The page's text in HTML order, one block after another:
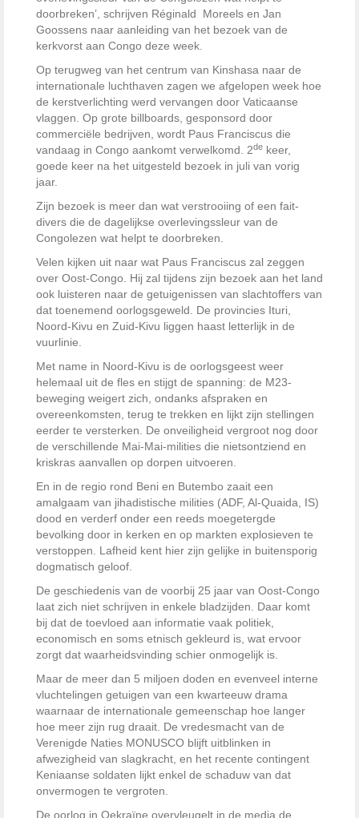
doorbreken’, schrijven Réginald Moreels en Jan
Goossens naar aanleiding van het bezoek van de
kerkvorst aan Congo deze week.
Op terugweg van het centrum van Kinshasa naar de
internationale luchthaven zagen we afgelopen week hoe
de kerstverlichting werd vervangen door Vaticaanse
vlaggen. Op grote billboards, gesponsord door
commerciële bedrijven, wordt Paus Franciscus die
vandaag in Congo aankomt verwelkomd. 2de keer,
goede keer na het uitgesteld bezoek in juli van vorig
jaar.
Zijn bezoek is meer dan wat verstrooiing of een fait-
divers die de dagelijkse overlevingssleur van de
Congolezen wat helpt te doorbreken.
Velen kijken uit naar wat Paus Franciscus zal zeggen
over Oost-Congo. Hij zal tijdens zijn bezoek aan het land
ook luisteren naar de getuigenissen van slachtoffers van
dat toenemend oorlogsgeweld. De provincies Ituri,
Noord-Kivu en Zuid-Kivu liggen haast letterlijk in de
vuurlinie.
Met name in Noord-Kivu is de oorlogsgeest weer
helemaal uit de fles en stijgt de spanning: de M23-
beweging weigert zich, ondanks afspraken en
overeenkomsten, terug te trekken en lijkt zijn stellingen
eerder te versterken. De onveiligheid vergroot nog door
de verschillende Mai-Mai-milities die nietsontziend en
kriskras aanvallen op dorpen uitvoeren.
En in de regio rond Beni en Butembo zaait een
amalgaam van jihadistische milities (ADF, Al-Quaida, IS)
dood en verderf onder een reeds moegetergde
bevolking door in kerken en op markten explosieven te
verstoppen. Lafheid kent hier zijn gelijke in buitensporig
dogmatisch geloof.
De geschiedenis van de voorbij 25 jaar van Oost-Congo
laat zich niet schrijven in enkele bladzijden. Daar komt
bij dat de toevloed aan informatie vaak politiek,
economisch en soms etnisch gekleurd is, wat ervoor
zorgt dat waarheidsvinding schier onmogelijk is.
Maar de meer dan 5 miljoen doden en evenveel interne
vluchtelingen getuigen van een kwarteeuw drama
waarnaar de internationale gemeenschap hoe langer
hoe meer zijn rug draait. De vredesmacht van de
Verenigde Naties MONUSCO blijft uitblinken in
afwezigheid van slagkracht, en het recente contingent
Keniaanse soldaten lijkt enkel de schaduw van dat
onvermogen te vergroten.
De oorlog in Oekraïne overvleugelt in de media de